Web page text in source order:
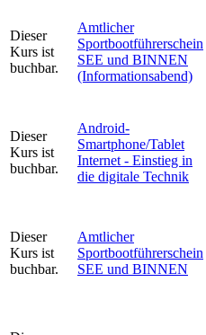
Dieser
Kurs ist
buchbar.
Amtlicher
Sportbootführerschein
SEE und BINNEN
(Informationsabend)
Dieser
Kurs ist
buchbar.
Android-
Smartphone/Tablet
Internet - Einstieg in
die digitale Technik
Dieser
Kurs ist
buchbar.
Amtlicher
Sportbootführerschein
SEE und BINNEN